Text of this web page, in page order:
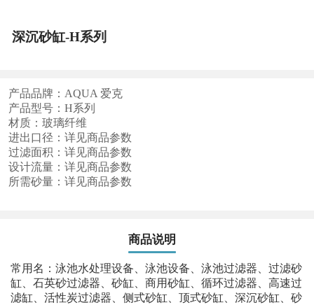
深沉砂缸-H系列
产品品牌：AQUA 爱克
产品型号：H系列
材质：玻璃纤维
进出口径：详见商品参数
过滤面积：详见商品参数
设计流量：详见商品参数
所需砂量：详见商品参数
商品说明
常用名：泳池水处理设备、泳池设备、泳池过滤器、过滤砂
缸、石英砂过滤器、砂缸、商用砂缸、循环过滤器、高速过
滤缸、活性炭过滤器、侧式砂缸、顶式砂缸、深沉砂缸、砂